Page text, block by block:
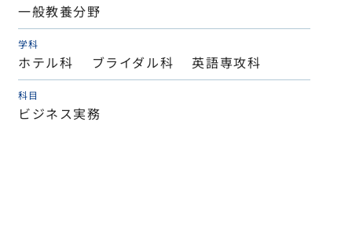
一般教養分野
学科
ホテル科 ブライダル科 英語専攻科
科目
ビジネス実務